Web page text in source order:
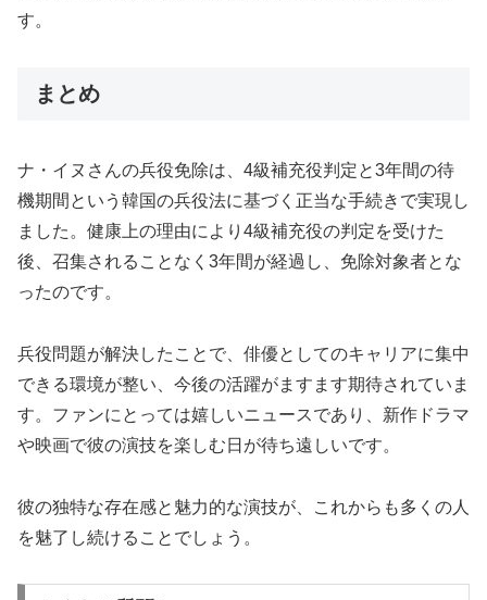
す。
まとめ
ナ・イヌさんの兵役免除は、4級補充役判定と3年間の待
機期間という韓国の兵役法に基づく正当な手続きで実現し
ました。健康上の理由により4級補充役の判定を受けた
後、召集されることなく3年間が経過し、免除対象者とな
ったのです。
兵役問題が解決したことで、俳優としてのキャリアに集中
できる環境が整い、今後の活躍がますます期待されていま
す。ファンにとっては嬉しいニュースであり、新作ドラマ
や映画で彼の演技を楽しむ日が待ち遠しいです。
彼の独特な存在感と魅力的な演技が、これからも多くの人
を魅了し続けることでしょう。